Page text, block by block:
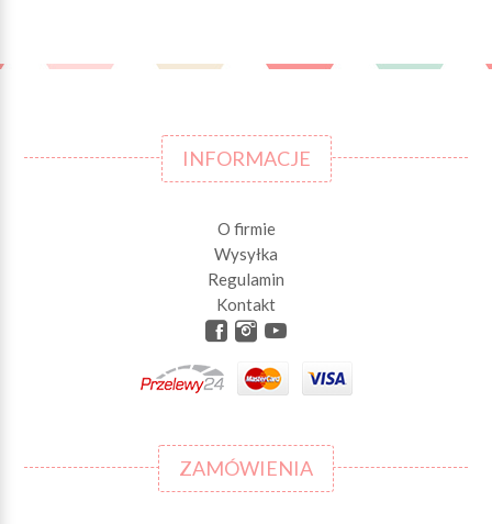
INFORMACJE
O firmie
Wysyłka
Regulamin
Kontakt
ZAMÓWIENIA